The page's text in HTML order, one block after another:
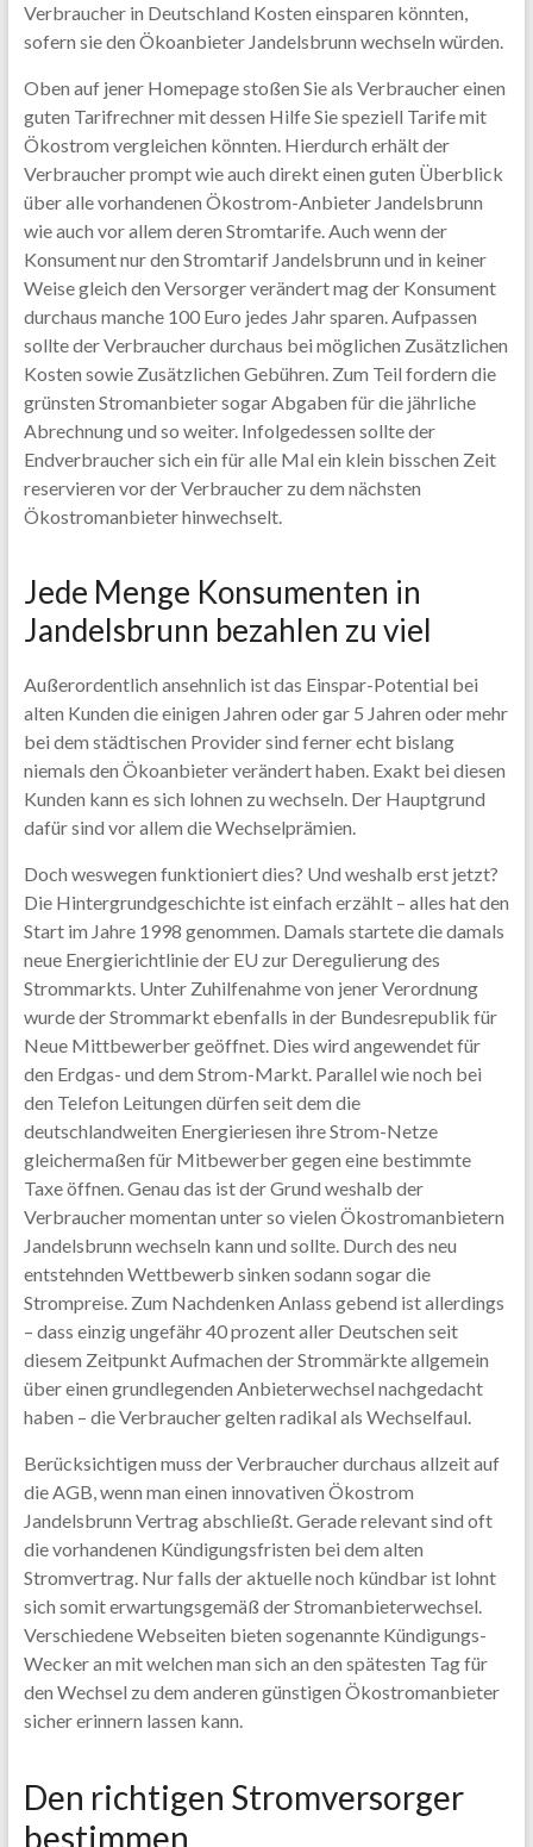
Verbraucher in Deutschland Kosten einsparen könnten,
sofern sie den Ökoanbieter Jandelsbrunn wechseln würden.
Oben auf jener Homepage stoßen Sie als Verbraucher einen
guten Tarifrechner mit dessen Hilfe Sie speziell Tarife mit
Ökostrom vergleichen könnten. Hierdurch erhält der
Verbraucher prompt wie auch direkt einen guten Überblick
über alle vorhandenen Ökostrom-Anbieter Jandelsbrunn
wie auch vor allem deren Stromtarife. Auch wenn der
Konsument nur den Stromtarif Jandelsbrunn und in keiner
Weise gleich den Versorger verändert mag der Konsument
durchaus manche 100 Euro jedes Jahr sparen. Aufpassen
sollte der Verbraucher durchaus bei möglichen Zusätzlichen
Kosten sowie Zusätzlichen Gebühren. Zum Teil fordern die
grünsten Stromanbieter sogar Abgaben für die jährliche
Abrechnung und so weiter. Infolgedessen sollte der
Endverbraucher sich ein für alle Mal ein klein bisschen Zeit
reservieren vor der Verbraucher zu dem nächsten
Ökostromanbieter hinwechselt.
Jede Menge Konsumenten in
Jandelsbrunn bezahlen zu viel
Außerordentlich ansehnlich ist das Einspar-Potential bei
alten Kunden die einigen Jahren oder gar 5 Jahren oder mehr
bei dem städtischen Provider sind ferner echt bislang
niemals den Ökoanbieter verändert haben. Exakt bei diesen
Kunden kann es sich lohnen zu wechseln. Der Hauptgrund
dafür sind vor allem die Wechselprämien.
Doch weswegen funktioniert dies? Und weshalb erst jetzt?
Die Hintergrundgeschichte ist einfach erzählt – alles hat den
Start im Jahre 1998 genommen. Damals startete die damals
neue Energierichtlinie der EU zur Deregulierung des
Strommarkts. Unter Zuhilfenahme von jener Verordnung
wurde der Strommarkt ebenfalls in der Bundesrepublik für
Neue Mittbewerber geöffnet. Dies wird angewendet für
den Erdgas- und dem Strom-Markt. Parallel wie noch bei
den Telefon Leitungen dürfen seit dem die
deutschlandweiten Energieriesen ihre Strom-Netze
gleichermaßen für Mitbewerber gegen eine bestimmte
Taxe öffnen. Genau das ist der Grund weshalb der
Verbraucher momentan unter so vielen Ökostromanbietern
Jandelsbrunn wechseln kann und sollte. Durch des neu
entstehnden Wettbewerb sinken sodann sogar die
Strompreise. Zum Nachdenken Anlass gebend ist allerdings
– dass einzig ungefähr 40 prozent aller Deutschen seit
diesem Zeitpunkt Aufmachen der Strommärkte allgemein
über einen grundlegenden Anbieterwechsel nachgedacht
haben – die Verbraucher gelten radikal als Wechselfaul.
Berücksichtigen muss der Verbraucher durchaus allzeit auf
die AGB, wenn man einen innovativen Ökostrom
Jandelsbrunn Vertrag abschließt. Gerade relevant sind oft
die vorhandenen Kündigungsfristen bei dem alten
Stromvertrag. Nur falls der aktuelle noch kündbar ist lohnt
sich somit erwartungsgemäß der Stromanbieterwechsel.
Verschiedene Webseiten bieten sogenannte Kündigungs-
Wecker an mit welchen man sich an den spätesten Tag für
den Wechsel zu dem anderen günstigen Ökostromanbieter
sicher erinnern lassen kann.
Den richtigen Stromversorger
bestimmen